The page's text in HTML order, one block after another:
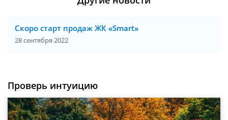
Скоро старт продаж ЖК «Smart»
28 сентября 2022
Проверь интуицию